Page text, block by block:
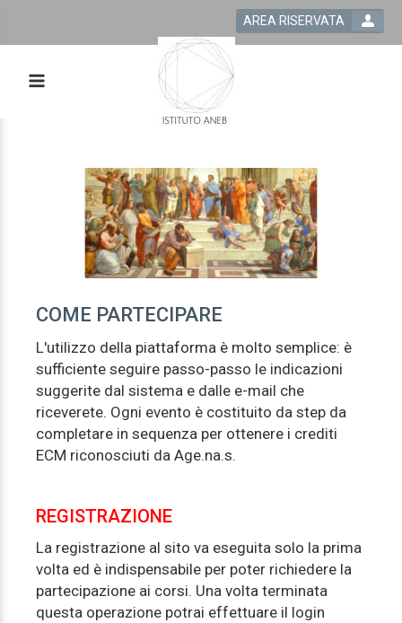
AREA RISERVATA
COME PARTECIPARE
L'utilizzo della piattaforma è molto semplice: è
sufficiente seguire passo-passo le indicazioni
suggerite dal sistema e dalle e-mail che
riceverete. Ogni evento è costituito da step da
completare in sequenza per ottenere i crediti
ECM riconosciuti da Age.na.s.
REGISTRAZIONE
La registrazione al sito va eseguita solo la prima
volta ed è indispensabile per poter richiedere la
partecipazione ai corsi. Una volta terminata
questa operazione potrai effettuare il login